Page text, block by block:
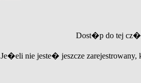
Dost�p do tej
Je�eli nie jeste� jeszcze